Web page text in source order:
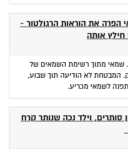
הפרה את הוראות הרגולטור -
אותה
שמאי מתוך רשימת השמאים של
המבטחת לא הודיעה תוך שבוע,
תפנה לשמאי מכריע.
סותרים, וילד נכה שנותר קרח